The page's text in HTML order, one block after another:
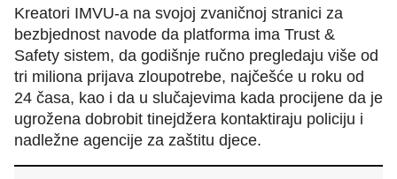
Kreatori IMVU-a na svojoj zvaničnoj stranici za
bezbjednost navode da platforma ima Trust &
Safety sistem, da godišnje ručno pregledaju više od
tri miliona prijava zloupotrebe, najčešće u roku od
24 časa, kao i da u slučajevima kada procijene da je
ugrožena dobrobit tinejdžera kontaktiraju policiju i
nadležne agencije za zaštitu djece.